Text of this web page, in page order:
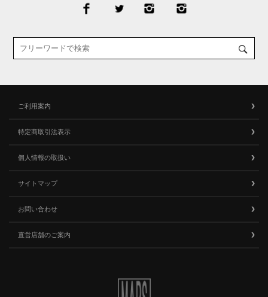
ご利用案内
特定商取引法表示
個人情報の取扱い
サイトマップ
お問い合わせ
直営店舗のご案内